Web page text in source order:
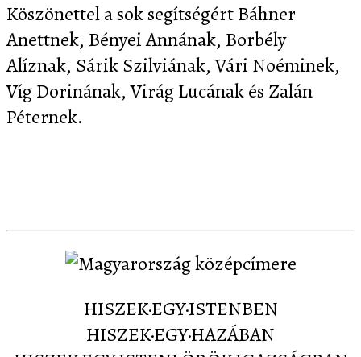
Köszönettel a sok segítségért Báhner
Anettnek, Bényei Annának, Borbély
Alíznak, Sárik Szilviának, Vári Noéminek,
Víg Dorinának, Virág Lucának és Zalán
Péternek.
HISZEK·EGY·ISTENBEN
HISZEK·EGY·HAZÁBAN